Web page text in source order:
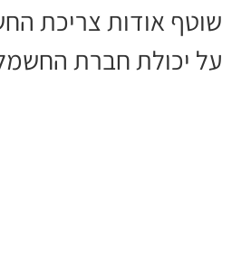
שוטף אודות צריכת
על יכולת חברת